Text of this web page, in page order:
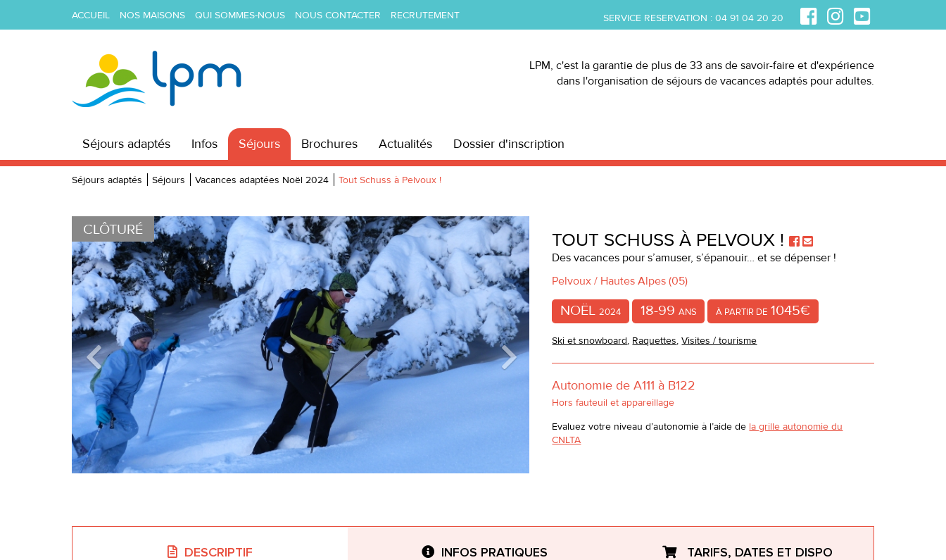
ACCUEIL NOS MAISONS QUI SOMMES-NOUS NOUS CONTACTER RECRUTEMENT SERVICE RESERVATION : 04 91 04 20 20
LPM, c'est la garantie de plus de 33 ans de savoir-faire et d'expérience
dans l'organisation de séjours de vacances adaptés pour adultes.
Séjours adaptés Infos Séjours Brochures Actualités Dossier d'inscription
Séjours adaptés Séjours Vacances adaptées Noël 2024 Tout Schuss à Pelvoux !
CLÔTURÉ
Précédente Suivante
TOUT SCHUSS À PELVOUX !
Des vacances pour s’amuser, s’épanouir… et se dépenser !
Pelvoux / Hautes Alpes (05)
NOËL2024 18-99 ANS À PARTIR DE1045€
Ski et snowboard, Raquettes,Visites / tourisme
Autonomie de A111 à B122
Hors fauteuil et appareillage
Evaluez votre niveau d’autonomie à l’aide de la grille autonomie du
CNLTA
DESCRIPTIF INFOS PRATIQUES TARIFS, DATES ET DISPO